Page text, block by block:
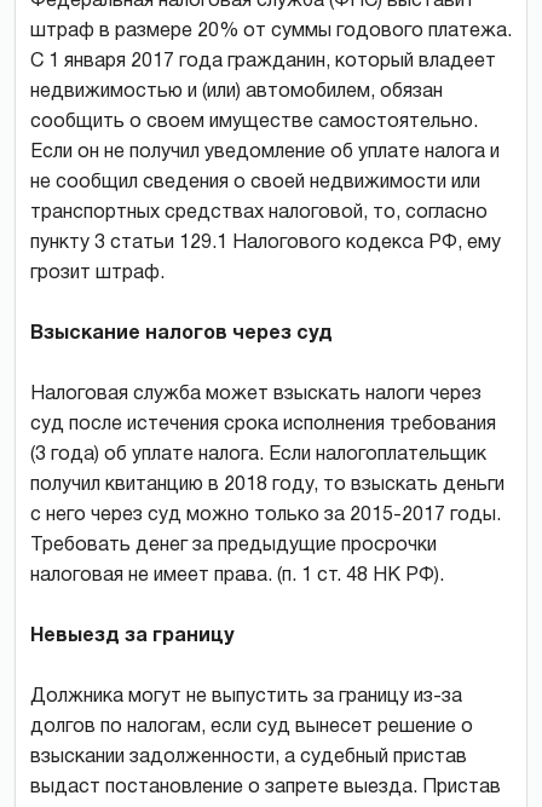
штраф в размере 20% от суммы годового платежа.
С 1 января 2017 года гражданин, который владеет
недвижимостью и (или) автомобилем, обязан
сообщить о своем имуществе самостоятельно.
Если он не получил уведомление об уплате налога и
не сообщил сведения о своей недвижимости или
транспортных средствах налоговой, то, согласно
пункту 3 статьи 129.1 Налогового кодекса РФ, ему
грозит штраф.
Взыскание налогов через суд
Налоговая служба может взыскать налоги через
суд после истечения срока исполнения требования
(3 года) об уплате налога. Если налогоплательщик
получил квитанцию в 2018 году, то взыскать деньги
с него через суд можно только за 2015-2017 годы.
Требовать денег за предыдущие просрочки
налоговая не имеет права. (п. 1 ст. 48 НК РФ).
Невыезд за границу
Должника могут не выпустить за границу из-за
долгов по налогам, если суд вынесет решение о
взыскании задолженности, а судебный пристав
выдаст постановление о запрете выезда. Пристав